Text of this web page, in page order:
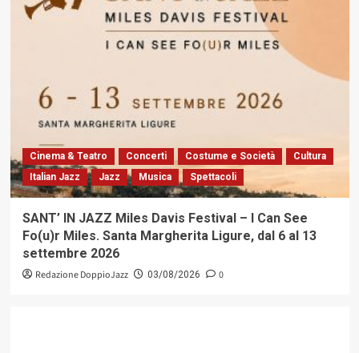
Cinema & Teatro Concerti Costume e Società
Cultura
Italian Jazz
Jazz Musica Spettacoli
SANT’ IN JAZZ Miles Davis Festival – I Can See
Fo(u)r Miles. Santa Margherita Ligure, dal 6 al 13
settembre 2026
Redazione DoppioJazz 03/08/2026 0